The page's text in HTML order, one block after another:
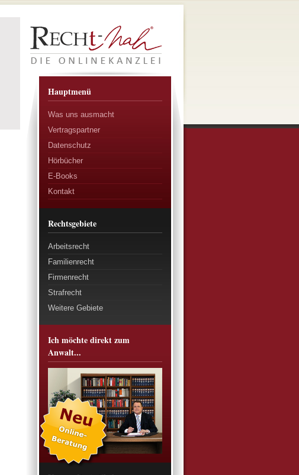
Hauptmenü
Was uns ausmacht
Vertragspartner
Datenschutz
Hörbücher
E-Books
Kontakt
Rechtsgebiete
Arbeitsrecht
Familienrecht
Firmenrecht
Strafrecht
Weitere Gebiete
Ich möchte direkt zum
Anwalt...